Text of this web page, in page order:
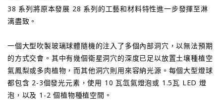
38 系列將原本發展 28 系列的工藝和材料特性進一步發揮至淋
漓盡致。
一個大型吹製玻璃球體隨機的注入了多個內部洞穴，以無法預期
的方式交會。其中有幾個衛星洞穴的深度已足以放置土壤種植空
氣鳳梨或多肉植物，而其他洞穴則用來容納光源。每個大型燈球
都包含 2-3個發光元素，使用 10 瓦氙氣燈泡或 1.5瓦 LED 燈
泡，以及 1-2 個植物種植空間。